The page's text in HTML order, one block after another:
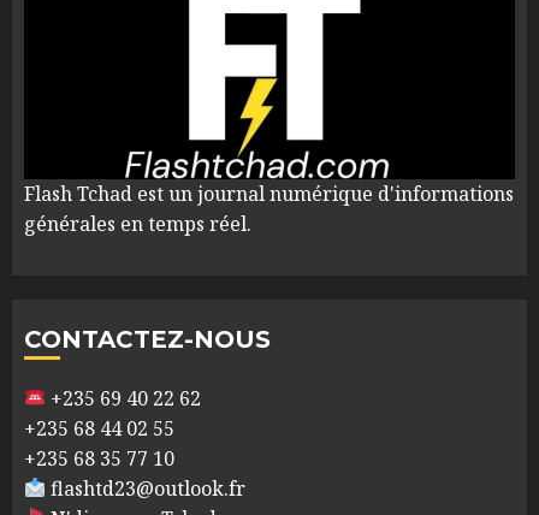
Flash Tchad est un journal numérique d'informations
générales en temps réel.
CONTACTEZ-NOUS
+235 69 40 22 62
+235 68 44 02 55
+235 68 35 77 10
flashtd23@outlook.fr